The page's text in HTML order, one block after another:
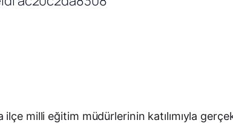
milli eğitim müdürlerinin katılımıyla